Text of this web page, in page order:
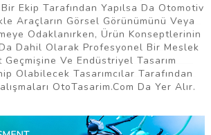
Ekip Tarafından Yapılsa Da Otomotiv
Araçların Görsel Görünümünü Veya
Odaklanırken, Ürün Konseptlerinin
Dahil Olarak Profesyonel Bir Meslek
Ve Endüstriyel Tasarım
Olabilecek Tasarımcılar Tarafından
OtoTasarim.com Da Yer Alır.